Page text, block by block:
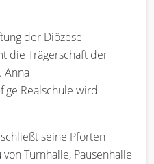
der Diözese
die Trägerschaft der
Anna
Realschule wird
seine Pforten
Turnhalle, Pausenhalle